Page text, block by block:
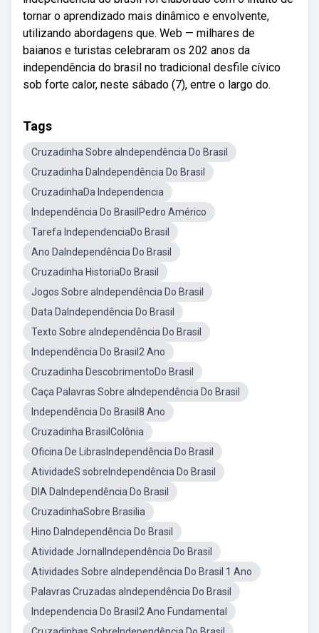
tornar o aprendizado mais dinâmico e envolvente,
utilizando abordagens que. Web — milhares de
baianos e turistas celebraram os 202 anos da
independência do brasil no tradicional desfile cívico
sob forte calor, neste sábado (7), entre o largo do.
Tags
Cruzadinha Sobre aIndependência Do Brasil
Cruzadinha DaIndependência Do Brasil
CruzadinhaDa Independencia
Independência Do BrasilPedro Américo
Tarefa IndependenciaDo Brasil
Ano DaIndependência Do Brasil
Cruzadinha HistoriaDo Brasil
Jogos Sobre aIndependência Do Brasil
Data DaIndependência Do Brasil
Texto Sobre aIndependência Do Brasil
Independência Do Brasil2 Ano
Cruzadinha DescobrimentoDo Brasil
Caça Palavras Sobre aIndependência Do Brasil
Independência Do Brasil8 Ano
Cruzadinha BrasilColônia
Oficina De LibrasIndependência Do Brasil
AtividadeS sobreIndependência Do Brasil
DIA DaIndependência Do Brasil
CruzadinhaSobre Brasilia
Hino DaIndependência Do Brasil
Atividade JornalIndependência Do Brasil
Atividades Sobre aIndependência Do Brasil 1 Ano
Palavras Cruzadas aIndependência Do Brasil
Independencia Do Brasil2 Ano Fundamental